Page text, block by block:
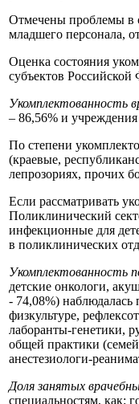
Отмечены проблемы в
младшего персонала,
Оценка состояния
субъектов
Укомплектованность
– 86,56% и
По степени
(краевые,
лепрозориях, прочих
Если рассматривать
Поликлинический
инфекционные для
в поликлинических
Укомплектованность
детские онкологи,
- 74,08%) наблюдалась
физкультуре,
лаборанты-генетики,
общей практики
анестезиологи-
Доля занятых
специальностям, как: